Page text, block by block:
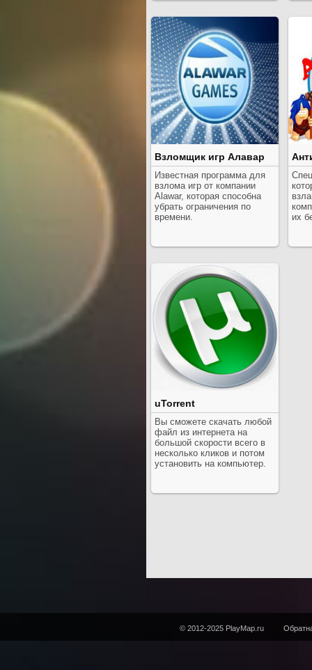
Взломщик игр Алавар
Известная программа для
взлома игр от компании
Alawar, которая способна
убрать ограничения по
времени.
их
uTorrent
Вы сможете скачать любой
файл из интернета на
большой скорости всего в
несколько кликов и потом
установить на компьютер.
© 2012-2025 PlayMap.ru